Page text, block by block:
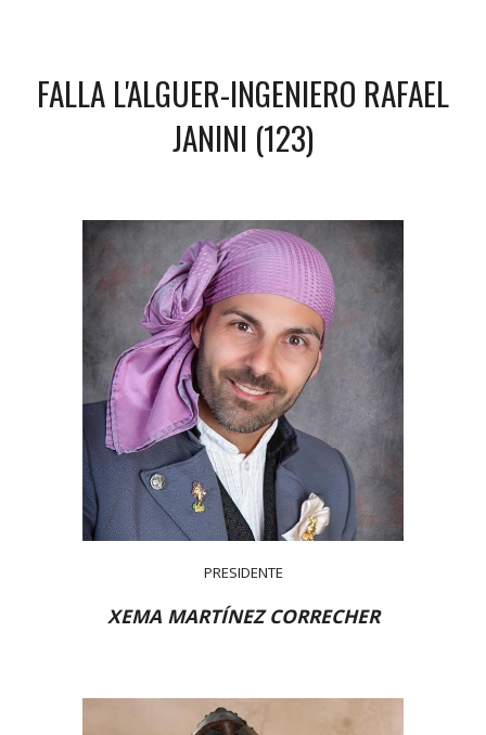
FALLA L'ALGUER-INGENIERO RAFAEL
JANINI (123)
PRESIDENTE
XEMA MARTÍNEZ CORRECHER